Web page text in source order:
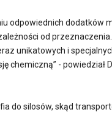
odpowiednich dodatków
od
unikatowych i
chemiczną” - powiedział
do silosów, skąd